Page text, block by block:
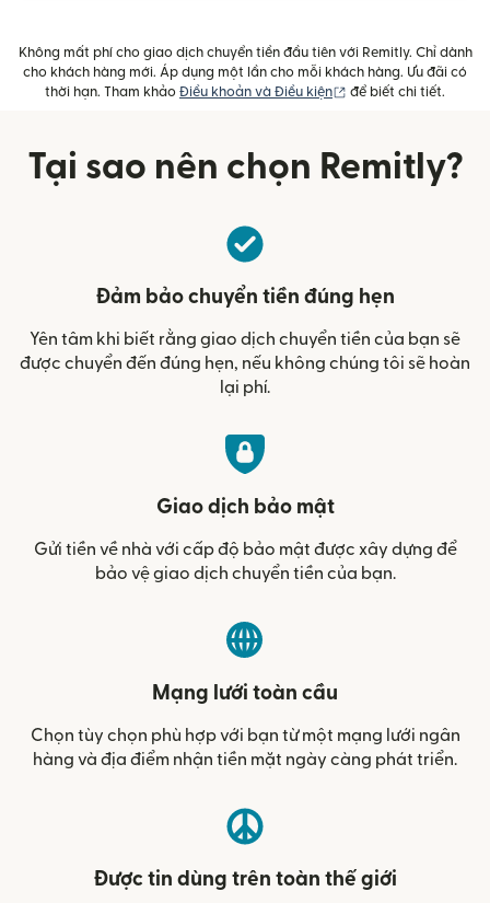
Không mất phí cho giao dịch chuyển tiền đầu tiên với Remitly. Chỉ dành
cho khách hàng mới. Áp dụng một lần cho mỗi khách hàng. Ưu đãi có
thời hạn. Tham khảo Điều khoản và Điều kiện (mở trong cửa sổ mới)
để biết chi tiết.
Tại sao nên chọn Remitly?
Đảm bảo chuyển tiền đúng hẹn
Yên tâm khi biết rằng giao dịch chuyển tiền của bạn sẽ
được chuyển đến đúng hẹn, nếu không chúng tôi sẽ hoàn
lại phí.
Giao dịch bảo mật
Gửi tiền về nhà với cấp độ bảo mật được xây dựng để
bảo vệ giao dịch chuyển tiền của bạn.
Mạng lưới toàn cầu
Chọn tùy chọn phù hợp với bạn từ một mạng lưới ngân
hàng và địa điểm nhận tiền mặt ngày càng phát triển.
Được tin dùng trên toàn thế giới